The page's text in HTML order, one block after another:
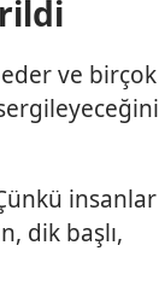
eder ve birçok
insanlar
dik başlı,